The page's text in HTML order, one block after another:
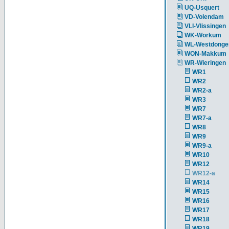
UQ-Usquert
VD-Volendam
VLI-Vlissingen
WK-Workum
WL-
WON-Makkum
WR-Wieringen
WR1
WR2
WR2-a
WR3
WR7
WR7-a
WR8
WR9
WR9-a
WR10
WR12
WR12-a
WR14
WR15
WR16
WR17
WR18